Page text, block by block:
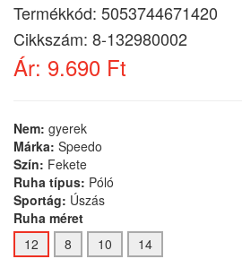
Termékkód: 5053744671420
Cikkszám: 8-132980002
Ár: 9.690 Ft
Nem: gyerek
Márka: Speedo
Szín: Fekete
Ruha típus: Póló
Sportág: Úszás
Ruha méret
12
8 10
14